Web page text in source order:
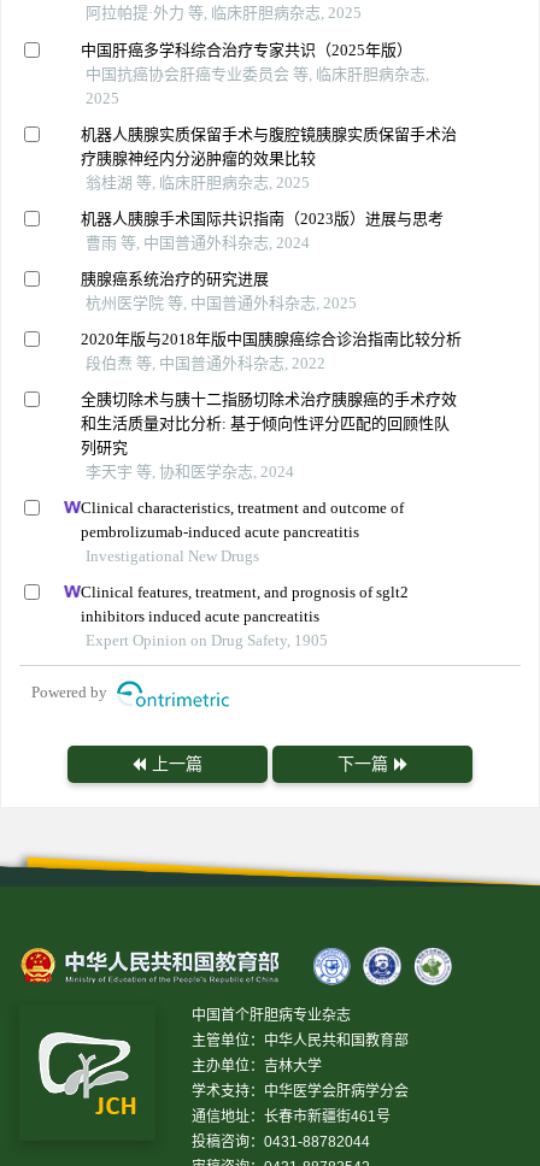
阿拉帕提·外力 等, 临床肝胆病杂志, 2025
中国肝癌多学科综合治疗专家共识（2025年版）
中国抗癌协会肝癌专业委员会 等, 临床肝胆病杂志,
2025
机器人胰腺实质保留手术与腹腔镜胰腺实质保留手术治
疗胰腺神经内分泌肿瘤的效果比较
翁桂湖 等, 临床肝胆病杂志, 2025
机器人胰腺手术国际共识指南（2023版）进展与思考
曹雨 等, 中国普通外科杂志, 2024
胰腺癌系统治疗的研究进展
杭州医学院 等, 中国普通外科杂志, 2025
2020年版与2018年版中国胰腺癌综合诊治指南比较分析
段伯焘 等, 中国普通外科杂志, 2022
全胰切除术与胰十二指肠切除术治疗胰腺癌的手术疗效
和生活质量对比分析: 基于倾向性评分匹配的回顾性队
列研究
李天宇 等, 协和医学杂志, 2024
Clinical characteristics, treatment and outcome of
pembrolizumab-induced acute pancreatitis
Investigational New Drugs
Clinical features, treatment, and prognosis of sglt2
inhibitors induced acute pancreatitis
Expert Opinion on Drug Safety, 1905
Powered by
上一篇 下一篇
中国首个肝胆病专业杂志
主管单位：中华人民共和国教育部
主办单位：吉林大学
学术支持：中华医学会肝病学分会
通信地址：长春市新疆街461号
投稿咨询：0431-88782044